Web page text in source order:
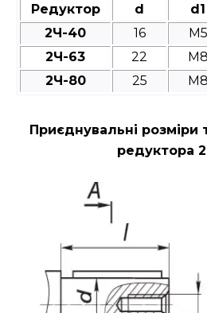
Редуктор d d1
2Ч-40
16 M5
2Ч-63
22 M8
2Ч-80
25 M8
Приєднувальні розміри
редуктора